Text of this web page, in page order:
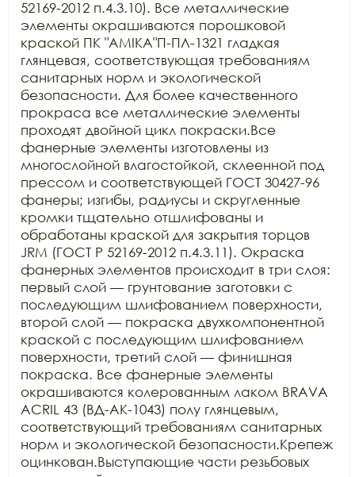
52169-2012 п.4.3.10). Все металлические
элементы окрашиваются порошковой
краской ПК "АМIKA"П-ПЛ-1321 гладкая
глянцевая, соответствующая требованиям
санитарных норм и экологической
безопасности. Для более качественного
прокраса все металлические элементы
проходят двойной цикл покраски.Все
фанерные элементы изготовлены из
многослойной влагостойкой, склеенной под
прессом и соответствующей ГОСТ 30427-96
фанеры; изгибы, радиусы и скругленные
кромки тщательно отшлифованы и
обработаны краской для закрытия торцов
JRM (ГОСТ Р 52169-2012 п.4.3.11). Окраска
фанерных элементов происходит в три слоя:
первый слой — грунтование заготовки с
последующим шлифованием поверхности,
второй слой — покраска двухкомпонентной
краской с последующим шлифованием
поверхности, третий слой — финишная
покраска. Все фанерные элементы
окрашиваются колерованным лаком BRAVA
ACRIL 43 (ВД-АК-1043) полу глянцевым,
соответствующий требованиям санитарных
норм и экологической безопасности.Крепеж
оцинкован.Выступающие части резьбовых